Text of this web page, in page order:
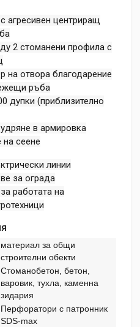
агресивен центриращ
2 стоманени профила с
на отвора благодарение
ръба
дупки (приблизително
в армировка
на сеене
линии
за ограда
работата на
материал за общи
строителни обекти
Стоманобетон, бетон,
варовик, тухла, каменна
зидария
Перфоратори с патронник
SDS-max